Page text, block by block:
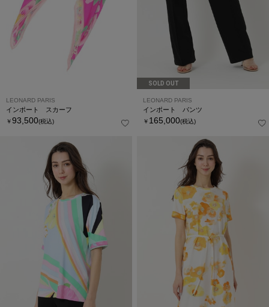
LEONARD PARIS
インポート スカーフ
￥93,500(税込)
SOLD OUT
LEONARD PARIS
インポート パンツ
￥ 165,000(税込)